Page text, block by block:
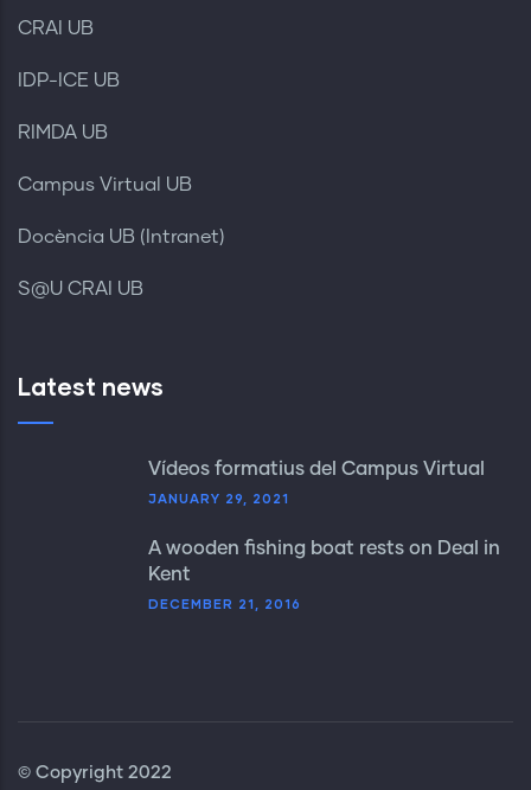
CRAI UB
IDP-ICE UB
RIMDA UB
Campus Virtual UB
Docència UB (Intranet)
S@U CRAI UB
Latest news
Vídeos formatius del Campus Virtual
JANUARY 29, 2021
A wooden fishing boat rests on Deal in
Kent
DECEMBER 21, 2016
© Copyright 2022